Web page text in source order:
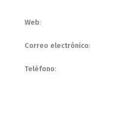
Web:
Correo electrónico:
Teléfono: